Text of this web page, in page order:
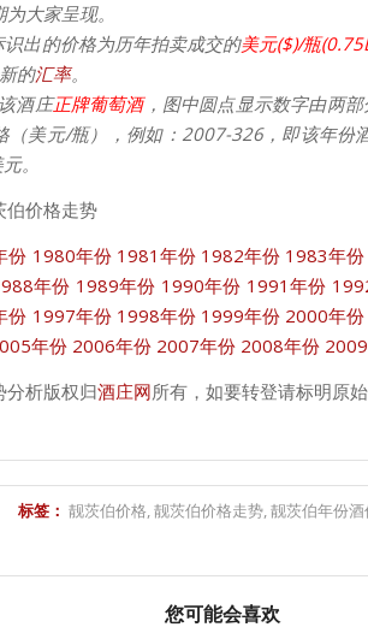
大家呈现。
出的价格为历年拍卖成交的美元($)/瓶
的汇率。
酒庄正牌葡萄酒，图中圆点显示数字由两
（美元/瓶），例如：2007-326，即该年份
。
伯价格走势
份 1980年份 1981年份 1982年份 1983年份
年份 1989年份 1990年份 1991年份
份 1997年份 1998年份 1999年份 2000年份
年份 2006年份 2007年份 2008年份
分析版权归酒庄网所有，如要转登请标明原
标签： 靓茨伯价格,靓茨伯价格走势,靓茨伯年份
您可能会喜欢